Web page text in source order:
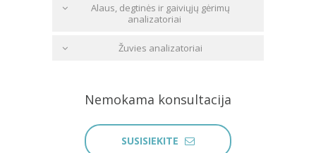
Alaus, degtinės ir gaiviųjų gėrimų
analizatoriai
Žuvies analizatoriai
Nemokama konsultacija
SUSISIEKITE